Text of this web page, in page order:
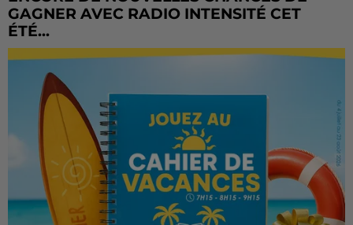
GAGNER AVEC RADIO INTENSITÉ CET
ÉTÉ...